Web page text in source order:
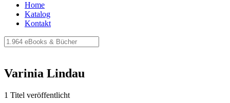
Home
Katalog
Kontakt
Varinia Lindau
1 Titel veröffentlicht